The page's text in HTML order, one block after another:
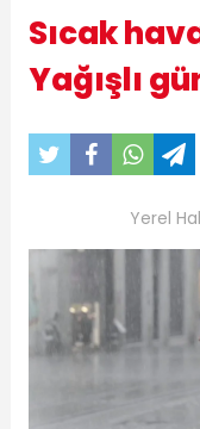
Sıcak
Yağışlı
Yerel